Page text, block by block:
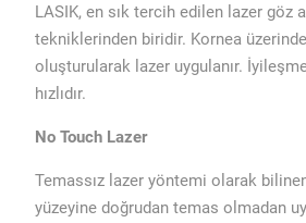
LASIK, en sık tercih edilen lazer göz
tekniklerinden biridir. Kornea
oluşturularak lazer uygulanır.
hızlıdır.
No Touch Lazer
Temassız lazer yöntemi olarak
yüzeyine doğrudan temas olmadan